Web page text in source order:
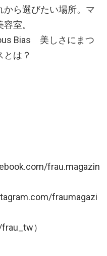
ら選びたい場所。マ
室。
Bias 美しさにまつ
は？
frau.magazin
fraumagazi
）